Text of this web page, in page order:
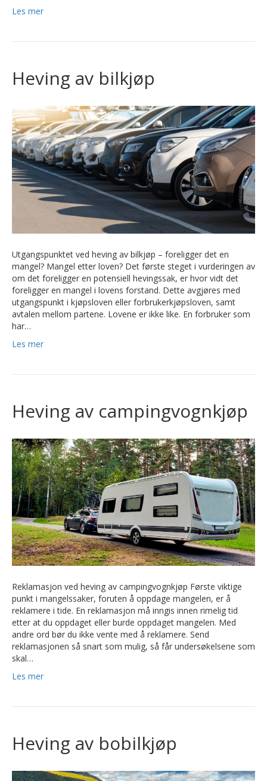
Les mer
Heving av bilkjøp
Utgangspunktet ved heving av bilkjøp – foreligger det en
mangel? Mangel etter loven? Det første steget i vurderingen av
om det foreligger en potensiell hevingssak, er hvor vidt det
foreligger en mangel i lovens forstand. Dette avgjøres med
utgangspunkt i kjøpsloven eller forbrukerkjøpsloven, samt
avtalen mellom partene. Lovene er ikke like. En forbruker som
har…
Les mer
Heving av campingvognkjøp
Reklamasjon ved heving av campingvognkjøp Første viktige
punkt i mangelssaker, foruten å oppdage mangelen, er å
reklamere i tide. En reklamasjon må inngis innen rimelig tid
etter at du oppdaget eller burde oppdaget mangelen. Med
andre ord bør du ikke vente med å reklamere. Send
reklamasjonen så snart som mulig, så får undersøkelsene som
skal…
Les mer
Heving av bobilkjøp